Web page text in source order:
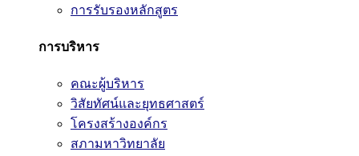
การรับรองหลักสูตร
การบริหาร
คณะผู้บริหาร
วิสัยทัศน์และยุทธศาสตร์
โครงสร้างองค์กร
สภามหาวิทยาลัย